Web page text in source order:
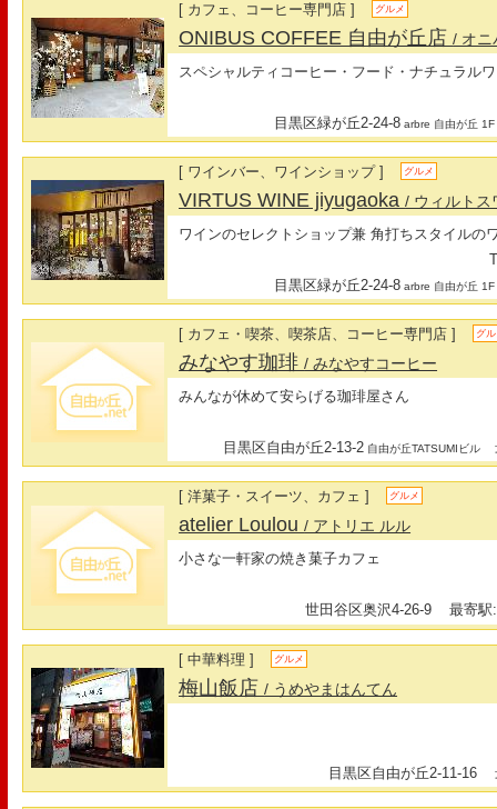
[ カフェ、コーヒー専門店 ] グルメ
ONIBUS COFFEE 自由が丘店/ オニ
スペシャルティコーヒー・フード・ナチュラル
目黒区緑が丘2-24-8 arbre 自由が丘 1F
[ ワインバー、ワインショップ ] グルメ
VIRTUS WINE jiyugaoka/ ウィルトス
ワインのセレクトショップ兼 角打ちスタイルの
目黒区緑が丘2-24-8 arbre 自由が丘 1F
[ カフェ・喫茶、喫茶店、コーヒー専門店 ] グ
みなやす珈琲/ みなやすコーヒー
みんなが休めて安らげる珈琲屋さん
目黒区自由が丘2-13-2 自由が丘TATSUMIビル
[ 洋菓子・スイーツ、カフェ ] グルメ
atelier Loulou/ アトリエ ルル
小さな一軒家の焼き菓子カフェ
世田谷区奥沢4-26-9 最寄駅:
[ 中華料理 ] グルメ
梅山飯店/ うめやまはんてん
目黒区自由が丘2-11-16